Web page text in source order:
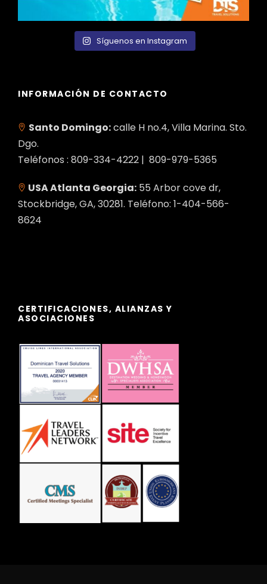
Síguenos en Instagram
INFORMACIÓN DE CONTACTO
Santo Domingo:calle H no.4, Villa Marina. Sto.
Dgo.
Teléfonos : 809-334-4222 | 809-979-5365
USA Atlanta Georgia: 55 Arbor cove dr,
Stockbridge, GA, 30281. Teléfono: 1-404-566-
8624
CERTIFICACIONES, ALIANZAS Y
ASOCIACIONES